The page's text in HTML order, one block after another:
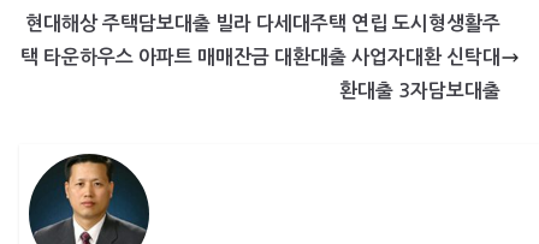
현대해상 주택담보대출 빌라 다세대주택 연립 도시형생활주
택 타운하우스 아파트 매매잔금 대환대출 사업자대환 신탁대
환대출 3자담보대출